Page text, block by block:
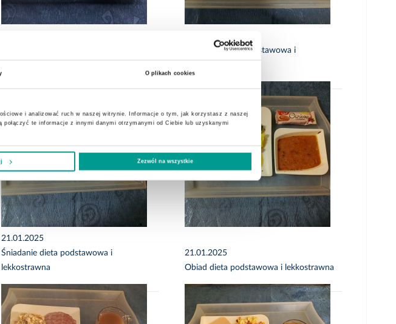
O plikach cookies
i analizować ruch w naszej witrynie. Informacje o tym, jak korzystasz z naszej
te informacje z innymi danymi otrzymanymi od Ciebie lub uzyskanymi
Zezwól na wszystkie
Śniadanie dieta podstawowa i
21.01.2025
Śniadanie dieta podstawowa i
lekkostrawna
21.01.2025
Obiad dieta podstawowa i lekkostrawna